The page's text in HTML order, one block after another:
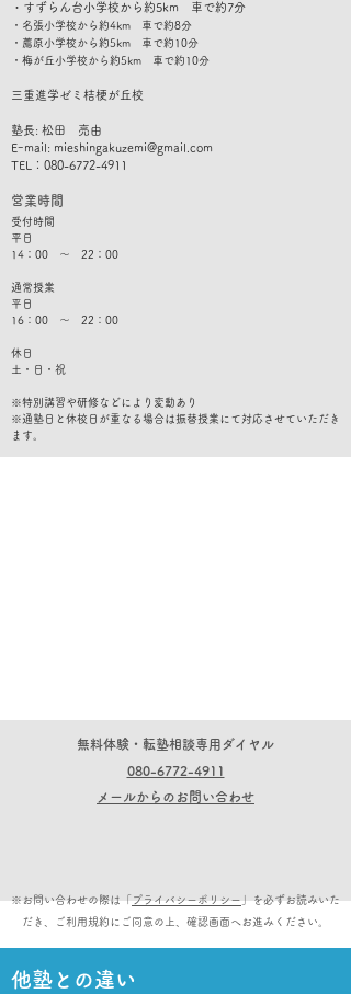
​営業時間
​・すずらん台小学校から約5km 車で約7分
・名張小学校から約4km 車で約8分
・薦原小学校から約5km 車で約10分
・梅が丘小学校から約5km 車で約10分
​三重進学ゼミ桔梗が丘校
塾長: 松田 亮由
Eｰmail: mieshingakuzemi@gmail.com
TEL：080-6772-4911
受付時間
平日
14：00 ～ 22：00
通常授業
平日
16：00 ～ 22：00
休日
​土・日・祝
※特別講習や研修などにより変動あり
​※通塾日と休校日が重なる場合は振替授業にて対応させていただき
ます。
​無料体験・転塾相談専用ダイヤル
080-6772-4911
メールからのお問い合わせ
※お問い合わせの際は「プライバシーポリシー」を必ずお読みいた
だき、ご利用規約にご同意の上、確認画面へお進みください。
他塾との違い